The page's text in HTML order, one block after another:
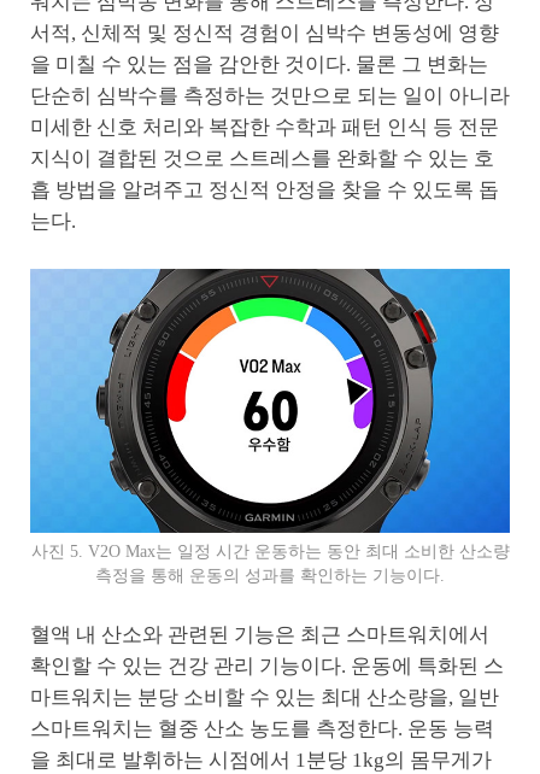
서적, 신체적 및 정신적 경험이 심박수 변동성에 영향
을 미칠 수 있는 점을 감안한 것이다. 물론 그 변화는
단순히 심박수를 측정하는 것만으로 되는 일이 아니라
미세한 신호 처리와 복잡한 수학과 패턴 인식 등 전문
지식이 결합된 것으로 스트레스를 완화할 수 있는 호
흡 방법을 알려주고 정신적 안정을 찾을 수 있도록 돕
는다.
사진 5. V2O Max는 일정 시간 운동하는 동안 최대 소비한 산소량
측정을 통해 운동의 성과를 확인하는 기능이다.
혈액 내 산소와 관련된 기능은 최근 스마트워치에서
확인할 수 있는 건강 관리 기능이다. 운동에 특화된 스
마트워치는 분당 소비할 수 있는 최대 산소량을, 일반
스마트워치는 혈중 산소 농도를 측정한다. 운동 능력
을 최대로 발휘하는 시점에서 1분당 1kg의 몸무게가